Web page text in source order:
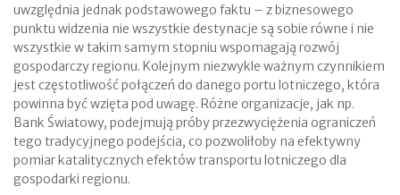
uwzględnia jednak podstawowego faktu – z biznesowego
punktu widzenia nie wszystkie destynacje są sobie równe i nie
wszystkie w takim samym stopniu wspomagają rozwój
gospodarczy regionu. Kolejnym niezwykle ważnym czynnikiem
jest częstotliwość połączeń do danego portu lotniczego, która
powinna być wzięta pod uwagę. Różne organizacje, jak np.
Bank Światowy, podejmują próby przezwyciężenia ograniczeń
tego tradycyjnego podejścia, co pozwoliłoby na efektywny
pomiar katalitycznych efektów transportu lotniczego dla
gospodarki regionu.